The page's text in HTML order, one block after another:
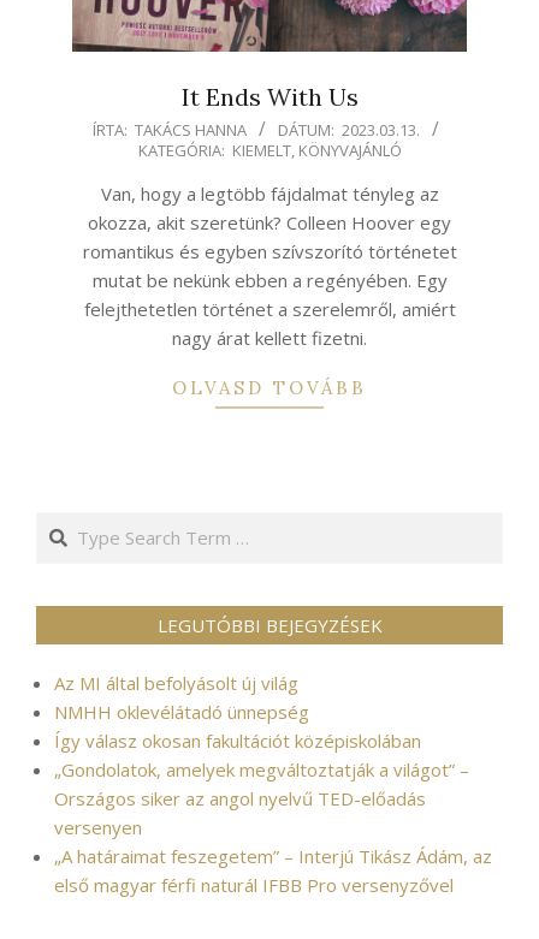
It Ends With Us
2023-
ÍRTA: TAKÁCS HANNA DÁTUM: 2023.03.13.
KATEGÓRIA: KIEMELT, KÖNYVAJÁNLÓ
Van, hogy a legtöbb fájdalmat tényleg az
okozza, akit szeretünk? Colleen Hoover egy
romantikus és egyben szívszorító történetet
mutat be nekünk ebben a regényében. Egy
felejthetetlen történet a szerelemről, amiért
nagy árat kellett fizetni.
OLVASD TOVÁBB
Search
LEGUTÓBBI BEJEGYZÉSEK
Az MI által befolyásolt új világ
NMHH oklevélátadó ünnepség
Így válasz okosan fakultációt középiskolában
„Gondolatok, amelyek megváltoztatják a világot” –
Országos siker az angol nyelvű TED-előadás
versenyen
„A határaimat feszegetem” – Interjú Tikász Ádám, az
első magyar férfi naturál IFBB Pro versenyzővel